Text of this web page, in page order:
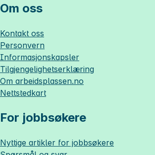
Om oss
Kontakt oss
Personvern
Informasjonskapsler
Tilgjengelighetserklæring
Om arbeidsplassen.no
Nettstedkart
For jobbsøkere
Nyttige artikler for jobbsøkere